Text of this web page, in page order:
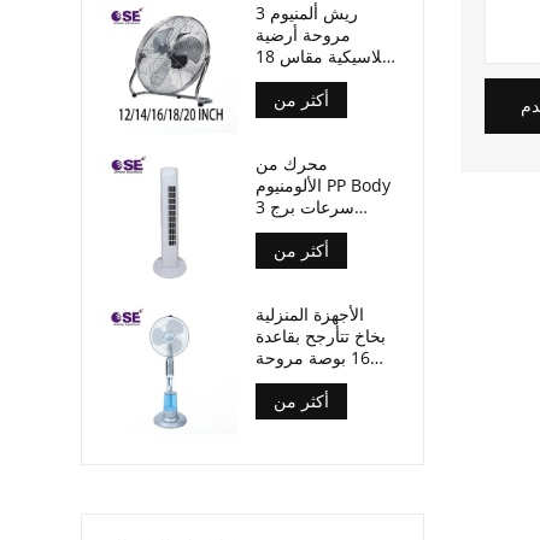
3 ريش ألمنيوم
مروحة أرضية
كلاسيكية مقاس 18
بوصة متعددة
الأحجام
أكثر من
محرك من
الألومنيوم PP Body
3 سرعات برج
مروحة بدون مؤقت
أكثر من
الأجهزة المنزلية
بخاخ تتأرجح بقاعدة
16 بوصة مروحة
ضباب قائمة
أكثر من